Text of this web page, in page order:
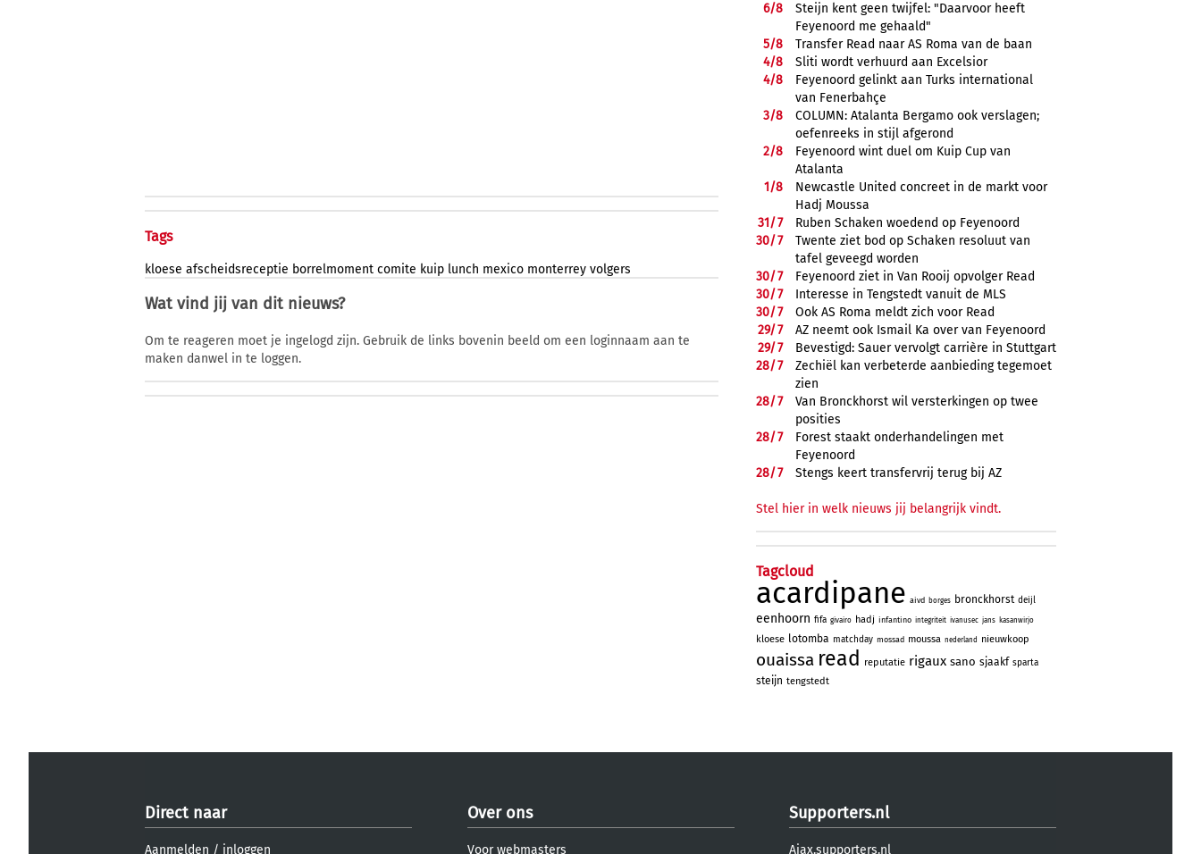
Tags
kloese afscheidsreceptie borrelmoment comite kuip lunch mexico monterrey volgers
Wat vind jij van dit nieuws?
Om te reageren moet je ingelogd zijn. Gebruik de links bovenin beeld om een loginnaam aan te
maken danwel in te loggen.
6/8
Steijn kent geen twijfel: "Daarvoor heeft
Feyenoord me gehaald"
5/8
Transfer Read naar AS Roma van de baan
4/8
Sliti wordt verhuurd aan Excelsior
4/8
Feyenoord gelinkt aan Turks international
van Fenerbahçe
3/8
COLUMN: Atalanta Bergamo ook verslagen;
oefenreeks in stijl afgerond
2/8
Feyenoord wint duel om Kuip Cup van
Atalanta
1/8
Newcastle United concreet in de markt voor
Hadj Moussa
31/7
Ruben Schaken woedend op Feyenoord
30/7
Twente ziet bod op Schaken resoluut van
tafel geveegd worden
30/7
Feyenoord ziet in Van Rooij opvolger Read
30/7
Interesse in Tengstedt vanuit de MLS
30/7
Ook AS Roma meldt zich voor Read
29/7
AZ neemt ook Ismail Ka over van Feyenoord
29/7
Bevestigd: Sauer vervolgt carrière in Stuttgart
28/7
Zechiël kan verbeterde aanbieding tegemoet
zien
28/7
Van Bronckhorst wil versterkingen op twee
posities
28/7
Forest staakt onderhandelingen met
Feyenoord
28/7 Stengs keert transfervrij terug bij AZ
Stel hier in welk nieuws jij belangrijk vindt.
Tagcloud
acardipane aivd borges bronckhorst deijl
eenhoorn fifa givairo hadj infantino integriteit ivanusec jans kasanwirjo
kloese lotomba matchday mossad moussa nederland nieuwkoop
ouaissa read reputatie rigaux sano sjaakf sparta
steijn tengstedt
Direct naar
Aanmelden / inloggen
Over ons
Voor webmasters
Supporters.nl
Ajax.supporters.nl